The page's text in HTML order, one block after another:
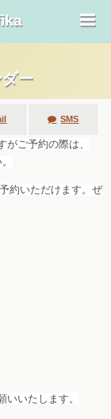
ー
SMS
がご予約の際は、
約いただけます。ぜ
いたします。